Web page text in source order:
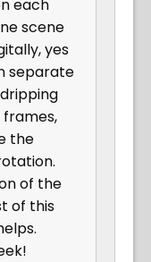
each
scene
yes
separate
frames,
the
of the
of this